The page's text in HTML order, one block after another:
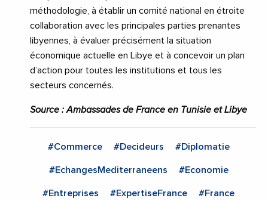
méthodologie, à établir un comité national en étroite
collaboration avec les principales parties prenantes
libyennes, à évaluer précisément la situation
économique actuelle en Libye et à concevoir un plan
d’action pour toutes les institutions et tous les
secteurs concernés.
Source : Ambassades de France en Tunisie et Libye
#Commerce #Decideurs #Diplomatie
#EchangesMediterraneens #Economie
#Entreprises #ExpertiseFrance #France